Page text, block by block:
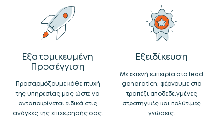
Εξατομικευμένη
Προσέγγιση
Προσαρμόζουμε κάθε πτυχή
της υπηρεσίας μας ώστε να
ανταποκρίνεται ειδικά στις
ανάγκες της επιχείρησής σας.
Εξειδίκευση
Με εκτενή εμπειρία στο lead
generation, φέρνουμε στο
τραπέζι αποδεδειγμένες
στρατηγικές και πολύτιμες
γνώσεις.